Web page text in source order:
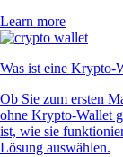
Learn more
Was ist eine Krypto-
Ob Sie zum ersten
ohne Krypto-Wallet
ist, wie sie
Lösung auswählen.